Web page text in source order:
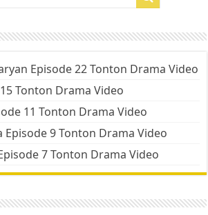
Episode 22 Tonton Drama Video
Tonton Drama Video
11 Tonton Drama Video
Episode 9 Tonton Drama Video
7 Tonton Drama Video